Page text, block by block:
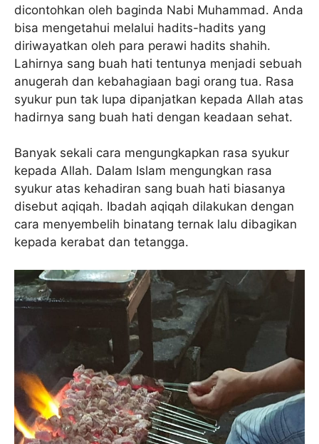
dicontohkan oleh baginda Nabi Muhammad. Anda
bisa mengetahui melalui hadits-hadits yang
diriwayatkan oleh para perawi hadits shahih.
Lahirnya sang buah hati tentunya menjadi sebuah
anugerah dan kebahagiaan bagi orang tua. Rasa
syukur pun tak lupa dipanjatkan kepada Allah atas
hadirnya sang buah hati dengan keadaan sehat.
Banyak sekali cara mengungkapkan rasa syukur
kepada Allah. Dalam Islam mengungkan rasa
syukur atas kehadiran sang buah hati biasanya
disebut aqiqah. Ibadah aqiqah dilakukan dengan
cara menyembelih binatang ternak lalu dibagikan
kepada kerabat dan tetangga.